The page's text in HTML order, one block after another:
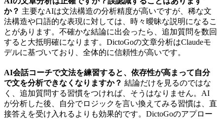
か？ 主要なAIは文法構造の分析精度が高いですが、稀な文
法構造や口語的な表現に対しては、時々曖昧な説明になるこ
とがあります。不確かな結論に出会ったら、追加質問を数回
すると大抵明確になります。DictoGoの文章分析はClaudeモ
デルに基づいており、全体的に信頼性が高いです。
AI会話コーチで文法を練習すると、依存性が高まって自分
で文を分析できなくなりますか？ 結論だけを見るのではな
く、追加質問する習慣をつければ、そうはなりません。AI
が分析した後、自分でロジックを言い換えてみる習慣は、直
接答えを受け入れるよりも効果的です。DictoGoのアプロー